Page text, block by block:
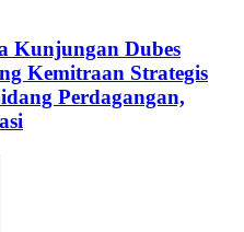
Kunjungan Dubes
Kemitraan Strategis
Perdagangan,